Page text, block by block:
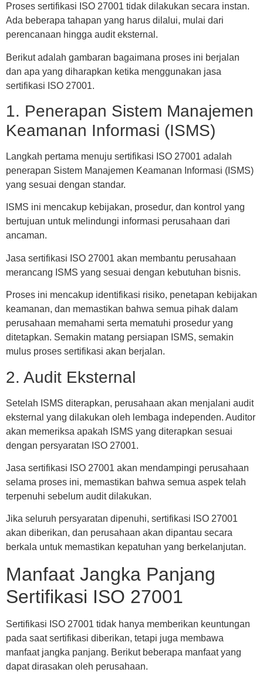
Proses sertifikasi ISO 27001 tidak dilakukan secara instan.
Ada beberapa tahapan yang harus dilalui, mulai dari
perencanaan hingga audit eksternal.
Berikut adalah gambaran bagaimana proses ini berjalan
dan apa yang diharapkan ketika menggunakan jasa
sertifikasi ISO 27001.
1. Penerapan Sistem Manajemen
Keamanan Informasi (ISMS)
Langkah pertama menuju sertifikasi ISO 27001 adalah
penerapan Sistem Manajemen Keamanan Informasi (ISMS)
yang sesuai dengan standar.
ISMS ini mencakup kebijakan, prosedur, dan kontrol yang
bertujuan untuk melindungi informasi perusahaan dari
ancaman.
Jasa sertifikasi ISO 27001 akan membantu perusahaan
merancang ISMS yang sesuai dengan kebutuhan bisnis.
Proses ini mencakup identifikasi risiko, penetapan kebijakan
keamanan, dan memastikan bahwa semua pihak dalam
perusahaan memahami serta mematuhi prosedur yang
ditetapkan. Semakin matang persiapan ISMS, semakin
mulus proses sertifikasi akan berjalan.
2. Audit Eksternal
Setelah ISMS diterapkan, perusahaan akan menjalani audit
eksternal yang dilakukan oleh lembaga independen. Auditor
akan memeriksa apakah ISMS yang diterapkan sesuai
dengan persyaratan ISO 27001.
Jasa sertifikasi ISO 27001 akan mendampingi perusahaan
selama proses ini, memastikan bahwa semua aspek telah
terpenuhi sebelum audit dilakukan.
Jika seluruh persyaratan dipenuhi, sertifikasi ISO 27001
akan diberikan, dan perusahaan akan dipantau secara
berkala untuk memastikan kepatuhan yang berkelanjutan.
Manfaat Jangka Panjang
Sertifikasi ISO 27001
Sertifikasi ISO 27001 tidak hanya memberikan keuntungan
pada saat sertifikasi diberikan, tetapi juga membawa
manfaat jangka panjang. Berikut beberapa manfaat yang
dapat dirasakan oleh perusahaan.